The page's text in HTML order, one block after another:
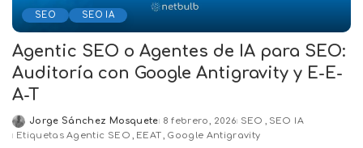
SEO SEO IA
Agentic SEO o Agentes de IA para SEO:
Auditoría con Google Antigravity y E-E-
A-T
Posted
by
Jorge Sánchez Mosquete 8 febrero, 2026 SEO
SEO IA
Etiquetas Agentic SEO EEAT Google Antigravity